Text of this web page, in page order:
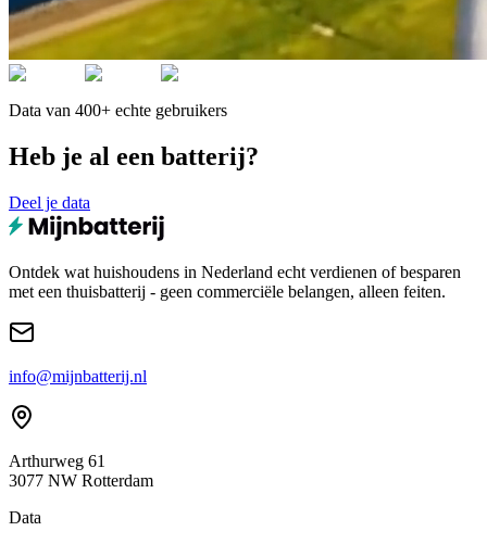
Data van 400+ echte gebruikers
Heb je al een batterij?
Deel je data
Ontdek wat huishoudens in Nederland echt verdienen of besparen
met een thuisbatterij - geen commerciële belangen, alleen feiten.
info@mijnbatterij.nl
Arthurweg 61
3077 NW Rotterdam
Data